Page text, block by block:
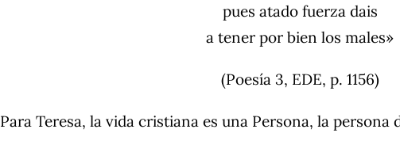
pues atado fuerza dais
a tener por bien los males»
(Poesía 3, EDE, p. 1156)
Para Teresa, la vida cristiana es una Persona, la persona